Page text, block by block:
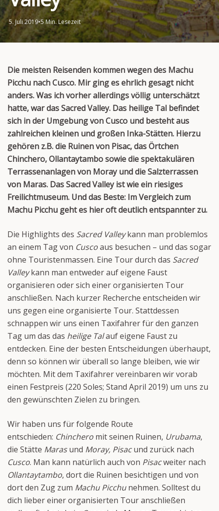
5. Juli 2019•5 Min. Lesezeit
Die meisten Reisenden kommen wegen des Machu
Picchu nach Cusco. Mir ging es ehrlich gesagt nicht
anders. Was ich vorher allerdings völlig unterschätzt
hatte, war das Sacred Valley. Das heilige Tal befindet
sich in der Umgebung von Cusco und besteht aus
zahlreichen kleinen und großen Inka-Stätten. Hierzu
gehören z.B. die Ruinen von Pisac, das Örtchen
Chinchero, Ollantaytambo sowie die spektakulären
Terrassenanlagen von Moray und die Salzterrassen
von Maras. Das Sacred Valley ist wie ein riesiges
Freilichtmuseum. Und das Beste: Im Vergleich zum
Machu Picchu geht es hier oft deutlich entspannter zu.
Die Highlights des Sacred Valleykann man problemlos
an einem Tag von Cuscoaus besuchen – und das sogar
ohne Touristenmassen. Eine Tour durch das Sacred
Valleykann man entweder auf eigene Faust
organisieren oder sich einer organisierten Tour
anschließen. Nach kurzer Recherche entscheiden wir
uns gegen eine organisierte Tour. Stattdessen
schnappen wir uns einen Taxifahrer für den ganzen
Tag um das das heilige Talauf eigene Faust zu
entdecken. Eine der besten Entscheidungen überhaupt,
denn so können wir überall so lange bleiben, wie wir
möchten. Mit dem Taxifahrer vereinbaren wir vorab
einen Festpreis (220 Soles; Stand April 2019) um uns zu
den gewünschten Zielen zu bringen.
Wir haben uns für folgende Route
entschieden: Chinchero mit seinen Ruinen, Urubama,
die Stätte Marasund Moray, Pisacund zurück nach
Cusco. Man kann natürlich auch von Pisacweiter nach
Ollantaytambo, dort die Ruinen besichtigen und von
dort den Zug zum Machu Picchunehmen. Solltest du
dich lieber einer organisierten Tour anschließen